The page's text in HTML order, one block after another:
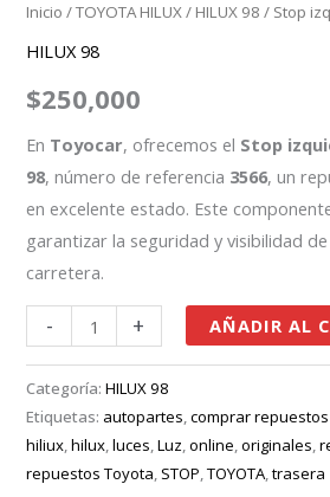
Inicio /TOYOTA HILUX/ HILUX 98 / Stop
HILUX 98
$250,000
En Toyocar, ofrecemos el Stop
98, número de referencia 3566, un
en excelente estado. Este
garantizar la seguridad y visibilidad
carretera.
- + AÑADIR AL
Categoría:HILUX 98
Etiquetas: autopartes ,comprar
hiliux ,hilux ,luces ,Luz ,online ,originales ,
repuestos Toyota STOP ,TOYOTA ,trasera